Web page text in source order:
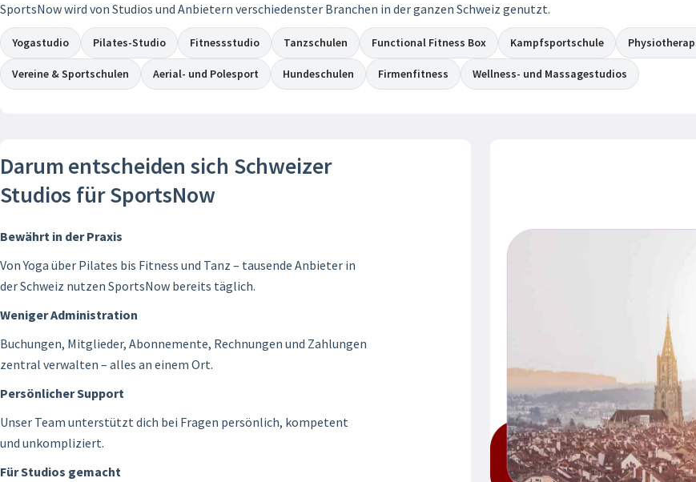
SportsNow wird von Studios und Anbietern verschiedenster Branchen in der ganzen Schweiz genutzt.
Yogastudio Pilates-Studio Fitnessstudio Tanzschulen Functional Fitness Box Kampfsportschule
Vereine & Sportschulen Aerial- und Polesport Hundeschulen Firmenfitness Wellness- und Massagestudios
Darum entscheiden sich Schweizer
Studios für SportsNow
Bewährt in der Praxis
Von Yoga über Pilates bis Fitness und Tanz – tausende Anbieter in
der Schweiz nutzen SportsNow bereits täglich.
Weniger Administration
Buchungen, Mitglieder, Abonnemente, Rechnungen und Zahlungen
zentral verwalten – alles an einem Ort.
Persönlicher Support
Unser Team unterstützt dich bei Fragen persönlich, kompetent
und unkompliziert.
Für Studios gemacht